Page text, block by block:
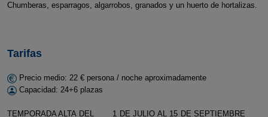
Chumberas, esparragos, algarrobos, granados y un huerto de hortalizas.
Tarifas
Precio medio: 22 € persona / noche aproximadamente
Capacidad: 24+6 plazas
TEMPORADA ALTA DEL 1 DE JULIO AL 15 DE SEPTIEMBRE